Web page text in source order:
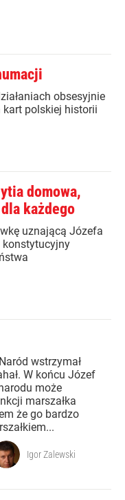
obsesyjnie
polskiej historii
domowa,
każdego
uznającą Józefa
konstytucyjny
wstrzymał
W końcu Józef
może
marszałka
że go bardzo
Igor Zalewski